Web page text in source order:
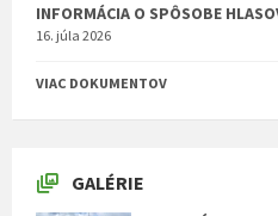
INFORMÁCIA O SPÔSOBE
16. júla 2026
VIAC DOKUMENTOV
GALÉRIE